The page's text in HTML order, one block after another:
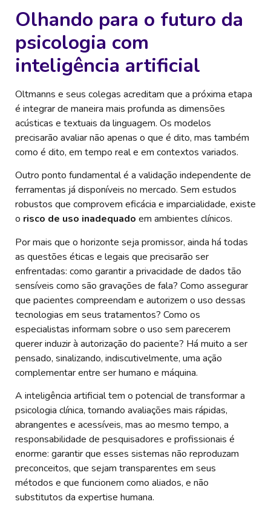
Olhando para o futuro da
psicologia com
inteligência artificial
Oltmanns e seus colegas acreditam que a próxima etapa
é integrar de maneira mais profunda as dimensões
acústicas e textuais da linguagem. Os modelos
precisarão avaliar não apenas o que é dito, mas também
como é dito, em tempo real e em contextos variados.
Outro ponto fundamental é a validação independente de
ferramentas já disponíveis no mercado. Sem estudos
robustos que comprovem eficácia e imparcialidade, existe
o risco de uso inadequado em ambientes clínicos.
Por mais que o horizonte seja promissor, ainda há todas
as questões éticas e legais que precisarão ser
enfrentadas: como garantir a privacidade de dados tão
sensíveis como são gravações de fala? Como assegurar
que pacientes compreendam e autorizem o uso dessas
tecnologias em seus tratamentos? Como os
especialistas informam sobre o uso sem parecerem
querer induzir à autorização do paciente? Há muito a ser
pensado, sinalizando, indiscutivelmente, uma ação
complementar entre ser humano e máquina.
A inteligência artificial tem o potencial de transformar a
psicologia clínica, tornando avaliações mais rápidas,
abrangentes e acessíveis, mas ao mesmo tempo, a
responsabilidade de pesquisadores e profissionais é
enorme: garantir que esses sistemas não reproduzam
preconceitos, que sejam transparentes em seus
métodos e que funcionem como aliados, e não
substitutos da expertise humana.